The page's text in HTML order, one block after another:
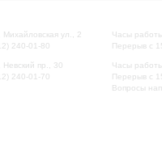
Михайловская ул., 2
240-01-80
Невский пр., 30
240-01-70
Часы
Перерыв с
Часы
Перерыв с
Вопросы